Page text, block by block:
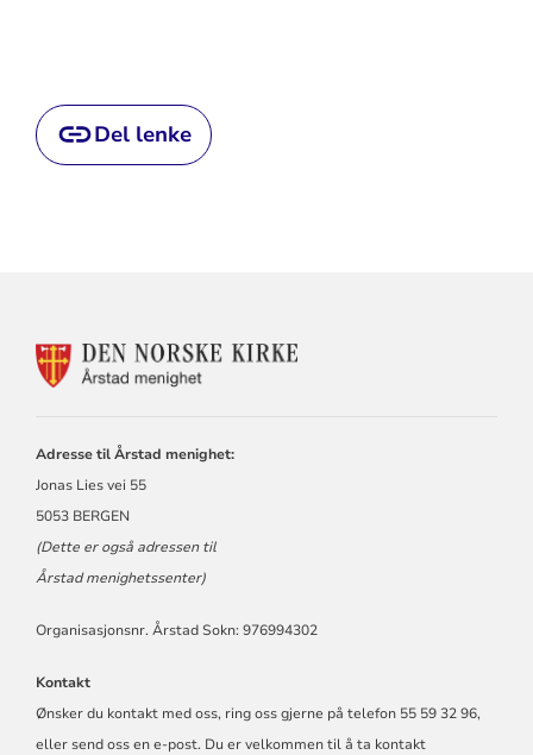
Del lenke
KONTAKTINFORMASJON
Adresse til Årstad menighet:
Jonas Lies vei 55
5053 BERGEN
(Dette er også adressen til
Årstad menighetssenter)
Organisasjonsnr. Årstad Sokn: 976994302
Kontakt
Ønsker du kontakt med oss, ring oss gjerne på telefon 55 59 32 96,
eller send oss en e-post. Du er velkommen til å ta kontakt